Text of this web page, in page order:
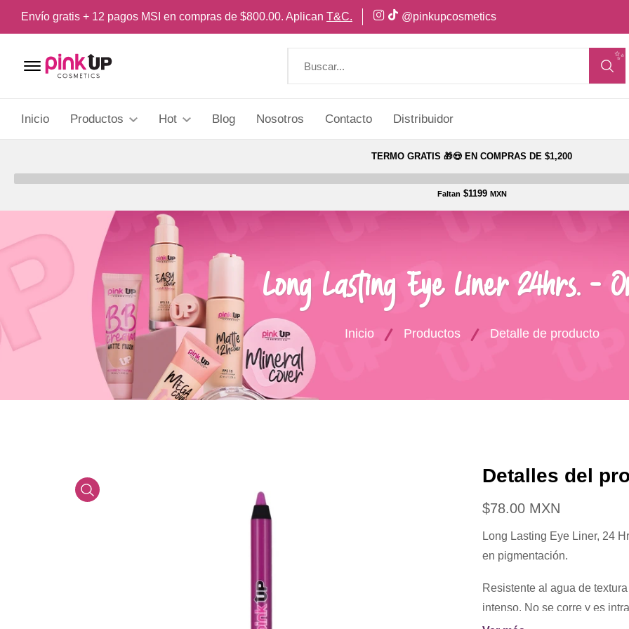
Envío gratis + 12 pagos MSI en compras de $800.00. Aplican T&C. @pinkupcosmetics
Menu Open ✨
Inicio Productos Hot Blog Nosotros Contacto Distribuidor
TERMO GRATIS 🎁😍 EN COMPRAS DE $1,200
Faltan $1199 MXN
Long Lasting Eye Liner 24hrs. -
Inicio Productos Detalle de producto
Detalles del
$78.00 MXN
Long Lasting Eye Liner, 24
en pigmentación.
Resistente al agua de
intenso. No se corre y es